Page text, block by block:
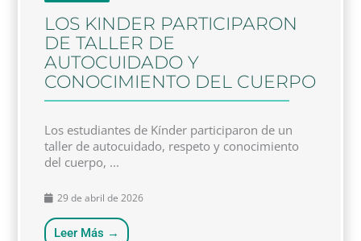
LOS KINDER PARTICIPARON
DE TALLER DE
AUTOCUIDADO Y
CONOCIMIENTO DEL CUERPO
Los estudiantes de Kínder participaron de un
taller de autocuidado, respeto y conocimiento
del cuerpo, ...
29 de abril de 2026
Leer Más →